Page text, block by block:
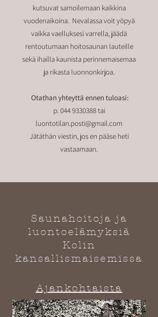
kutsuvat samoilemaan kaikkina
vuodenaikoina. Nevalassa voit yöpyä
vaikka vaelluksesi varrella, jäädä
rentoutumaan hoitosaunan lauteille
sekä ihailla kaunista perinnemaisemaa
ja rikasta luonnonkirjoa.
Otathan yhteyttä ennen tuloasi:
p.044 9330388tai
luontotilan.posti@gmail.com
Jätäthän viestin, jos en pääse heti
vastaamaan.
Saunahoitoja ja
luontoelämyksiä
Kolin
kansallismaisemissa
Ajankohtaista